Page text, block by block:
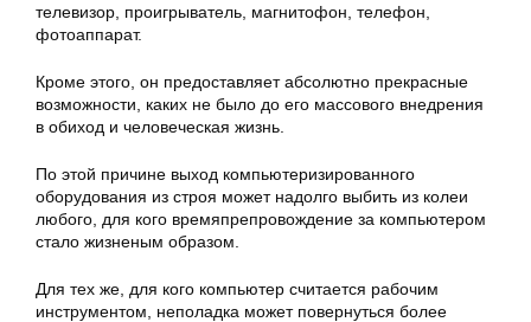
телевизор, проигрыватель, магнитофон, телефон,
фотоаппарат.
Кроме этого, он предоставляет абсолютно прекрасные
возможности, каких не было до его массового внедрения
в обиход и человеческая жизнь.
По этой причине выход компьютеризированного
оборудования из строя может надолго выбить из колеи
любого, для кого времяпрепровождение за компьютером
стало жизненым образом.
Для тех же, для кого компьютер считается рабочим
инструментом, неполадка может повернуться более